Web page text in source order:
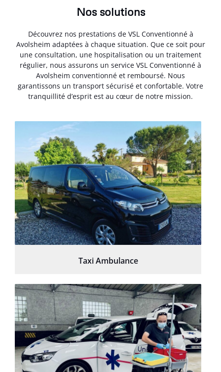
Nos solutions
Découvrez nos prestations de VSL Conventionné à
Avolsheim adaptées à chaque situation. Que ce soit pour
une consultation, une hospitalisation ou un traitement
régulier, nous assurons un service VSL Conventionné à
Avolsheim conventionné et remboursé. Nous
garantissons un transport sécurisé et confortable. Votre
tranquillité d’esprit est au cœur de notre mission.
Taxi Ambulance